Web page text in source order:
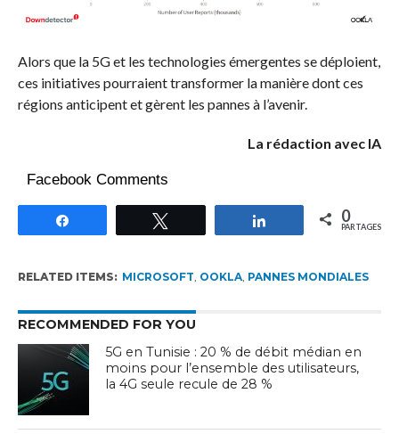
Alors que la 5G et les technologies émergentes se déploient,
ces initiatives pourraient transformer la manière dont ces
régions anticipent et gèrent les pannes à l’avenir.
La rédaction avec IA
Facebook Comments
Partagez 0
PARTAGES
RELATED ITEMS: MICROSOFT OOKLA, PANNES MONDIALES
RECOMMENDED FOR YOU
5G en Tunisie : 20 % de débit médian en
moins pour l’ensemble des utilisateurs,
la 4G seule recule de 28 %